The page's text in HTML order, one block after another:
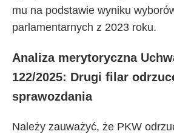
mu na podstawie wyniku
parlamentarnych z 2023 roku.
Analiza merytoryczna
122/2025: Drugi filar
sprawozdania
Należy zauważyć, że PKW